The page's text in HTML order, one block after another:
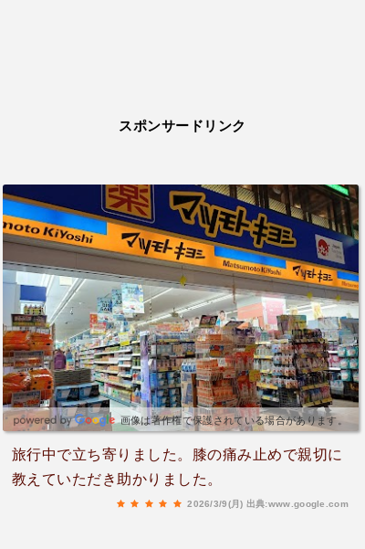
スポンサードリンク
画像は著作権で保護されている場合があります。
旅行中で立ち寄りました。膝の痛み止めで親切に
教えていただき助かりました。
2026/3/9(月) 出典:www.google.com